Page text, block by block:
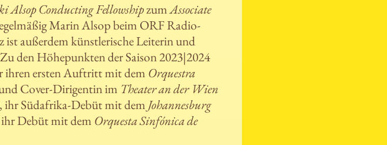
Alsop Conducting FellowshipzumAssociate
Marin Alsop beim ORF Radio-
ist außerdem künstlerische Leiterin und
den Höhepunkten der Saison 2023|2024
ihren ersten Auftritt mit dem Orquestra
Cover-Dirigentin im Theater an der Wien
ihr Südafrika-Debüt mit dem Johannesburg
Debüt mit dem Orquesta Sinfónica de